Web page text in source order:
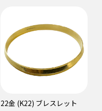
22金 (K22) ブレスレット